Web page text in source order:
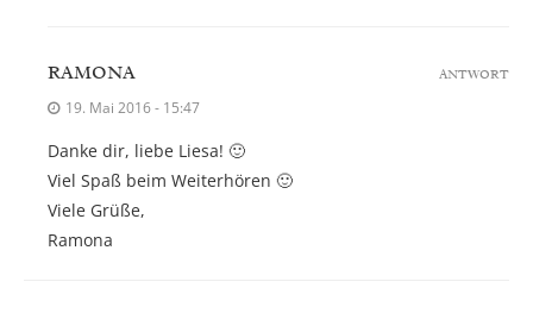
RAMONA
19. Mai 2016 - 15:47
Danke dir, liebe Liesa! 🙂
Viel Spaß beim Weiterhören 🙂
Viele Grüße,
Ramona
ANTWORT